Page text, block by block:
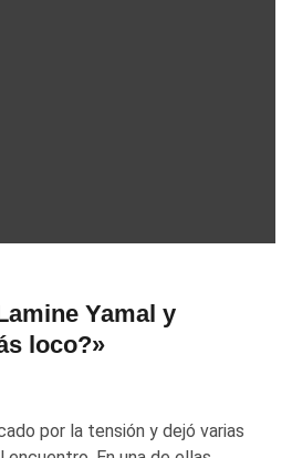
Yamal y
loco?»
por la tensión y dejó varias